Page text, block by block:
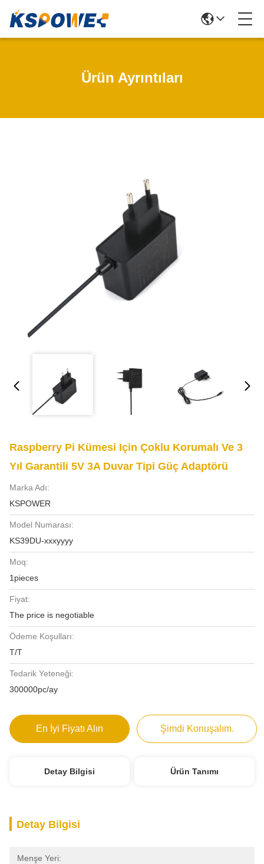
Ürün Ayrıntıları
Raspberry Pi Kümesi Için Çoklu Korumalı Ve 3
Yıl Garantili 5V 3A Duvar Tipi Güç Adaptörü
Marka Adı:
KSPOWER
Model Numarası:
KS39DU-xxxyyyy
Moq:
1pieces
Fiyat:
The price is negotiable
Ödeme Koşulları:
T/T
Tedarik Yeteneği:
300000pc/ay
En İyi Fiyatı Alın Şimdi Konuşalım.
Detay Bilgisi Ürün Tanımı
Detay Bilgisi
Menşe Yeri: